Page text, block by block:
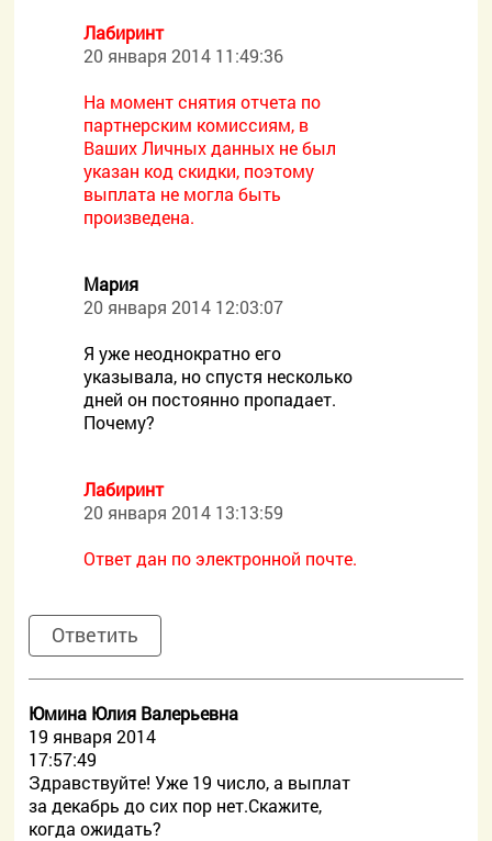
Лабиринт
20 января 2014 11:49:36
На момент снятия отчета по
партнерским комиссиям, в
Ваших Личных данных не был
указан код скидки, поэтому
выплата не могла быть
произведена.
Мария
20 января 2014 12:03:07
Я уже неоднократно его
указывала, но спустя несколько
дней он постоянно пропадает.
Почему?
Лабиринт
20 января 2014 13:13:59
Ответ дан по электронной почте.
Ответить
Юмина Юлия Валерьевна
19 января 2014
17:57:49
Здравствуйте! Уже 19 число, а выплат
за декабрь до сих пор нет.Скажите,
когда ожидать?